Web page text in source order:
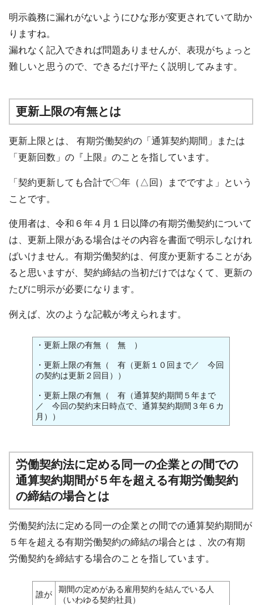
明示義務に漏れがないようにひな形が変更されていて助か
りますね。
漏れなく記入できれば問題ありませんが、表現がちょっと
難しいと思うので、できるだけ平たく説明してみます。
更新上限の有無とは
更新上限とは、 有期労働契約の「通算契約期間」または
「更新回数」の『上限』のことを指しています。
「契約更新しても合計で〇年（△回）までですよ」という
ことです。
使用者は、令和６年４月１日以降の有期労働契約について
は、更新上限がある場合はその内容を書面で明示しなけれ
ばいけません。有期労働契約は、何度か更新することがあ
ると思いますが、契約締結の当初だけではなくて、更新の
たびに明示が必要になります。
例えば、次のような記載が考えられます。
・更新上限の有無（ 無 ）
・更新上限の有無（ 有（更新１０回まで／ 今回
の契約は更新２回目））
・更新上限の有無（ 有（通算契約期間５年まで
／ 今回の契約末日時点で、通算契約期間３年６カ
月））
労働契約法に定める同一の企業との間での
通算契約期間が５年を超える有期労働契約
の締結の場合とは
労働契約法に定める同一の企業との間での通算契約期間が
５年を超える有期労働契約の締結の場合とは 、次の有期
労働契約を締結する場合のことを指しています。
誰が
期間の定めがある雇用契約を結んでいる人
（いわゆる契約社員）